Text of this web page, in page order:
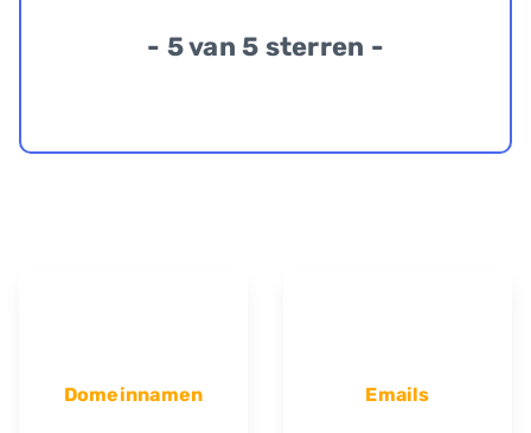
- 5 van 5 sterren -
Domeinnamen Emails